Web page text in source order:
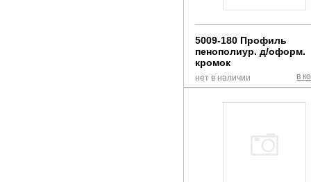
5009-180 Профиль
пенополиур. д/оформ.
кромок
в
нет в наличии